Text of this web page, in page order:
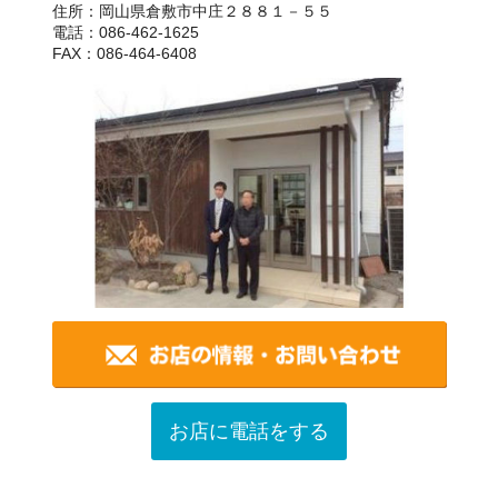
住所：岡山県倉敷市中庄２８８１－５５
電話：086-462-1625
FAX：086-464-6408
お店に電話をする